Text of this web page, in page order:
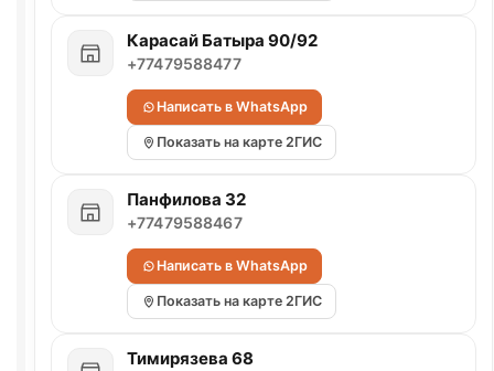
Карасай Батыра 90/92
+77479588477
Написать в WhatsApp
Показать на карте 2ГИС
Панфилова 32
+77479588467
Написать в WhatsApp
Показать на карте 2ГИС
Тимирязева 68